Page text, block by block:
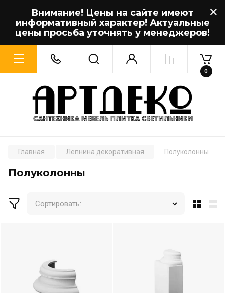
Внимание! Цены на сайте имеют
информативный характер! Актуальные
цены просьба уточнять у менеджеров!
0
Главная Лепнина декоративная Полуколонны
Полуколонны
Сортировать: